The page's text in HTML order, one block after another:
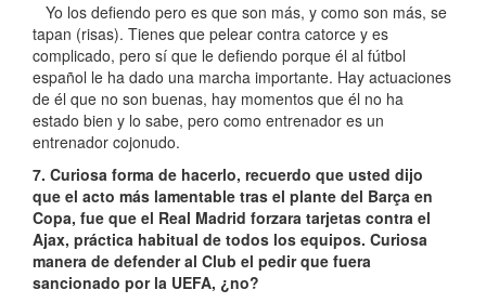
Yo los defiendo pero es que son más, y como son más, se
tapan (risas). Tienes que pelear contra catorce y es
complicado, pero sí que le defiendo porque él al fútbol
español le ha dado una marcha importante. Hay actuaciones
de él que no son buenas, hay momentos que él no ha
estado bien y lo sabe, pero como entrenador es un
entrenador cojonudo.
7. Curiosa forma de hacerlo, recuerdo que usted dijo
que el acto más lamentable tras el plante del Barça en
Copa, fue que el Real Madrid forzara tarjetas contra el
Ajax, práctica habitual de todos los equipos. Curiosa
manera de defender al Club el pedir que fuera
sancionado por la UEFA, ¿no?